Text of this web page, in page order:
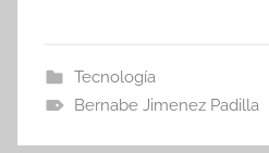
Tecnología
Bernabe Jimenez Padilla